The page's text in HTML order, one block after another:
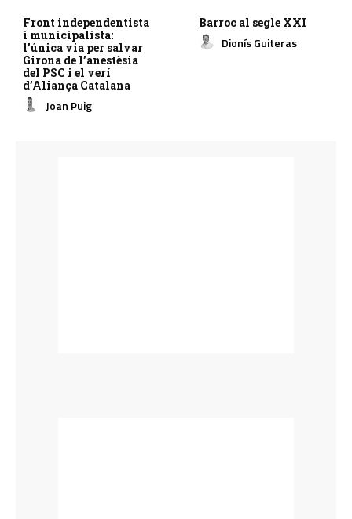
Front independentista
i municipalista:
l’única via per salvar
Girona de l’anestèsia
del PSC i el verí
d’Aliança Catalana
Joan Puig
Barroc al segle XXI
Dionís Guiteras